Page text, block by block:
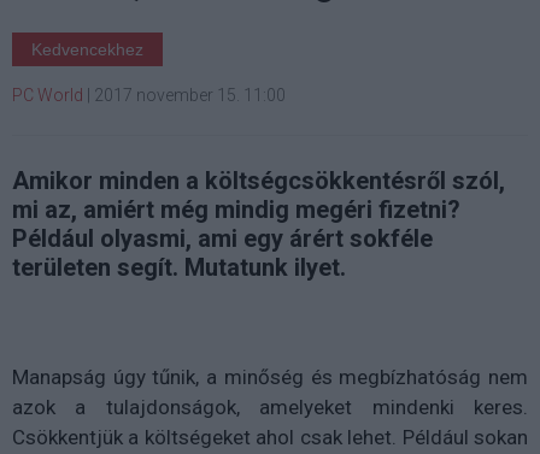
Kedvencekhez
PC World 2017 november 15. 11:00
Amikor minden a költségcsökkentésről szól,
mi az, amiért még mindig megéri fizetni?
Például olyasmi, ami egy árért sokféle
területen segít. Mutatunk ilyet.
Manapság úgy tűnik, a minőség és megbízhatóság nem
azok a tulajdonságok, amelyeket mindenki keres.
Csökkentjük a költségeket ahol csak lehet. Például sokan